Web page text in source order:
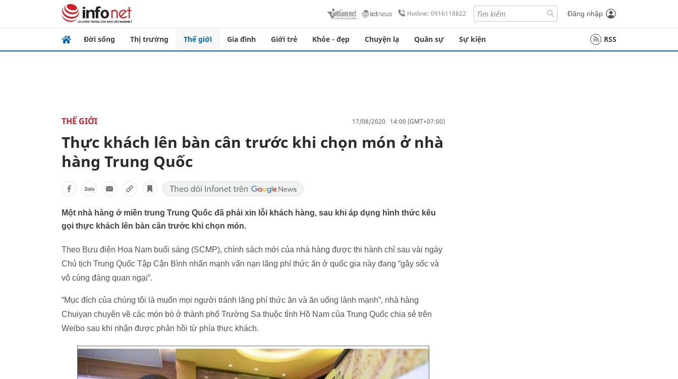
Hotline: 0916118822 Đăng nhập
Đời sống Thị trường Thế giới Gia đình Giới trẻ Khỏe - đẹp Chuyện lạ Quân sự Sự kiện RSS
THẾ GIỚI 17/08/2020 14:00 (GMT+07:00)
Thực khách lên bàn cân trước khi chọn món ở nhà
hàng Trung Quốc
Một nhà hàng ở miền trung Trung Quốc đã phải xin lỗi khách hàng, sau khi áp dụng hình thức kêu
gọi thực khách lên bàn cân trước khi chọn món.
Theo Bưu điện Hoa Nam buổi sáng (SCMP), chính sách mới của nhà hàng được thi hành chỉ sau vài ngày
Chủ tịch Trung Quốc Tập Cận Bình nhấn mạnh vấn nạn lãng phí thức ăn ở quốc gia này đang “gây sốc và
vô cùng đáng quan ngại”.
“Mục đích của chúng tôi là muốn mọi người tránh lãng phí thức ăn và ăn uống lành mạnh”, nhà hàng
Chuiyan chuyên về các món bò ở thành phố Trường Sa thuộc tỉnh Hồ Nam của Trung Quốc chia sẻ trên
Weibo sau khi nhận được phản hồi từ phía thực khách.